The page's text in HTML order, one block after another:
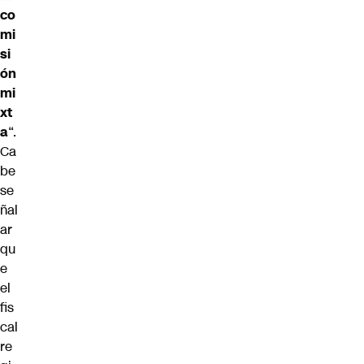
co
mi
si
ón
mi
xt
a“.
Ca
be
se
ñal
ar
qu
e
el
fis
cal
re